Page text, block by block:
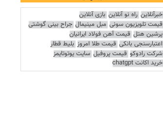
خبرآنلاین راه نو آنلاین بازی آنلاین
قیمت تلویزیون سونی مبل مینیمال جراح بینی گوشتی
پرشین هتل قیمت آهن فولاد ایرانیان
اعتبارسنجی بانکی قیمت طلا امروز بلیط قطار
شرکت رادوکو قیمت پروفیل سایت یوتوتایمز
خرید اکانت chatgpt